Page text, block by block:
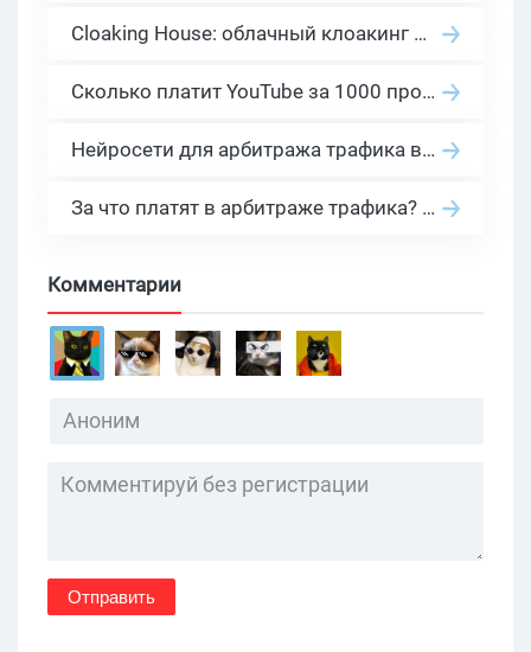
Cloaking House: облачный клоакинг для фильтрации ботов FB и Google Ads — гайд PHP-интеграции 2026
Сколько платит YouTube за 1000 просмотров в 2026: реальные цифры от 0.5 до 36 USD по ГЕО
Нейросети для арбитража трафика в 2026: инструменты, кейсы и AI-медиабайеры
За что платят в арбитраже трафика? 30 моделей оплаты в бурж и СНГ партнерках
Комментарии
Отправить